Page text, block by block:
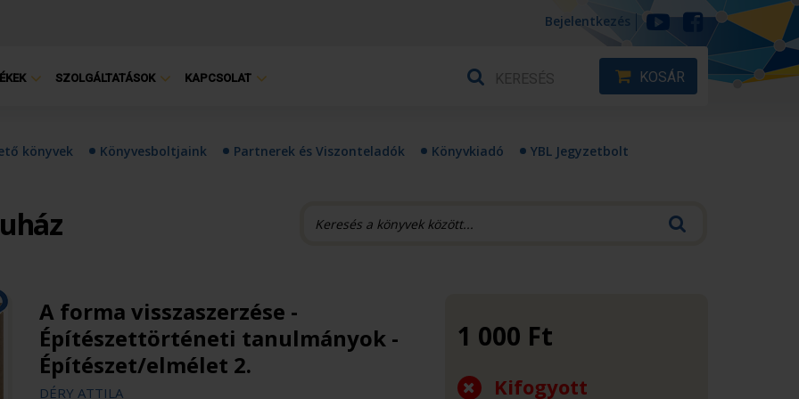
Bejelentkezés
SZOLGÁLTATÁSOK KAPCSOLAT KOSÁR
könyvek Könyvesboltjaink Partnerek és Viszonteladók Könyvkiadó YBL Jegyzetbolt
A forma visszaszerzése -
Építészettörténeti tanulmányok -
Építészet/elmélet 2.
DÉRY ATTILA
1 000 Ft
Kifogyott